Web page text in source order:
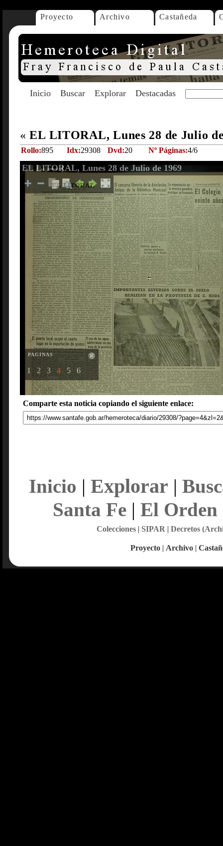
Proyecto Archivo Castañeda
Inicio Buscar Explorar Destacadas
« EL LITORAL, Lunes 28 de Julio
Rollo:895 Idx:29308 Dvd:20 Nº Páginas:4/6
EL LITORAL, Lunes 28 de Julio de 1969
PAGINAS
1 2 3 4 5 6
Comparte esta noticia copiando el siguiente enlace:
Inicio | Explorar |
Santa Fe| El Orden
Colecciones| SIPAR | Decretos
Proyecto | Archivo |